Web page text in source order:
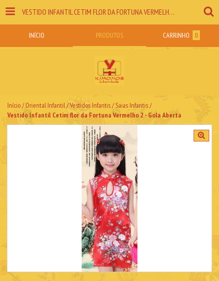
VESTIDO INFANTIL CETIM FLOR DA FORTUNA VERMELHO 2 - GOLA ABERTA
INÍCIO PRODUTOS CARRINHO 0
Início/ Oriental Infantil/Vestidos Infantis / Saias Infantis/
Vestido Infantil Cetim flor da Fortuna Vermelho 2 - Gola Aberta